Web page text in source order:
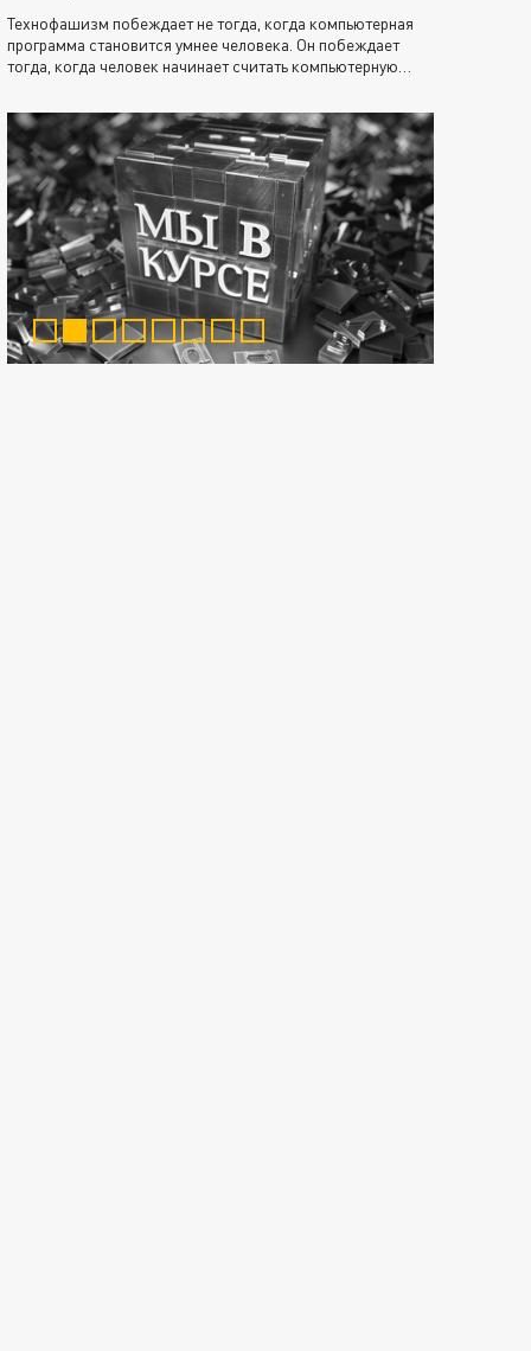
Технофашизм побеждает не тогда, когда компьютерная
программа становится умнее человека. Он побеждает
тогда, когда человек начинает считать компьютерную